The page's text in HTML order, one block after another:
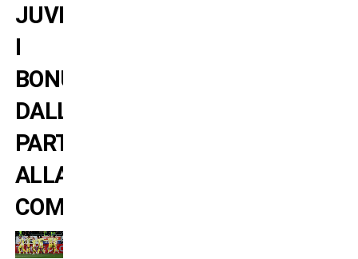
JUVENTUS:
I
BONUS
DALLA
PARTECIPAZIONE
ALLA
COMPETIZIONE